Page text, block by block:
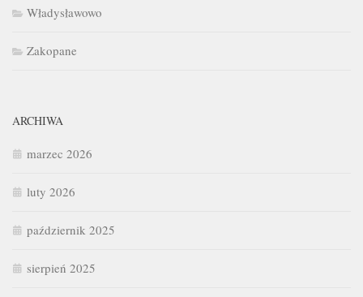
Władysławowo
Zakopane
ARCHIWA
marzec 2026
luty 2026
październik 2025
sierpień 2025